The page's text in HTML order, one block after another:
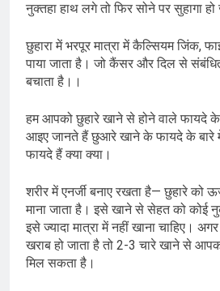
नुक्तहा हाथ लगे तो फिर सोने पर सुहागा हो
छुहारा में भरपूर मात्रा में कैल्सियम जिंक,
पाया जाता है। जो कैंसर और दिल से
बचाता है।।
हम आपको छुहारे खाने से होने वाले फायदे के
आइए जानते हैं छुआरे खाने के फायदे के बारे
फायदे हैं क्या क्या।
शरीर में एनर्जी बनाए रखता है— छुहारे को
माना जाता है। इसे खाने से सेहत को कोई
इसे ज्यादा मात्रा में नहीं खाना चाहिए।
खराब हो जाता है तो 2-3 चारे खाने से
मिल सकता है।